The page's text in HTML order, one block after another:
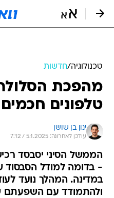
טכנולוגיה/חדשות
מהפכת
טלפונים
ינון בן שושן
עודכן לאחרונה: 5.1.2025 / 7:12
הממשל הסיני יסבסד
- בדומה למודל הסבסוד
במדינה. המהלך נועד
ולהתמודד עם השפעתם